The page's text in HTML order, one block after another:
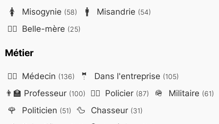
🚺 Misogynie (58) 🚹 Misandrie (54)
🤷‍♀️ Belle-mère (25)
Métier
👨‍⚕️ Médecin (136) 🤵 Dans l'entreprise (105)
👨‍🏫 Professeur (100) 👮‍♂️ Policier (87) 🪖 Militaire (61)
🌹 Politicien (51) 🦆 Chasseur (31)